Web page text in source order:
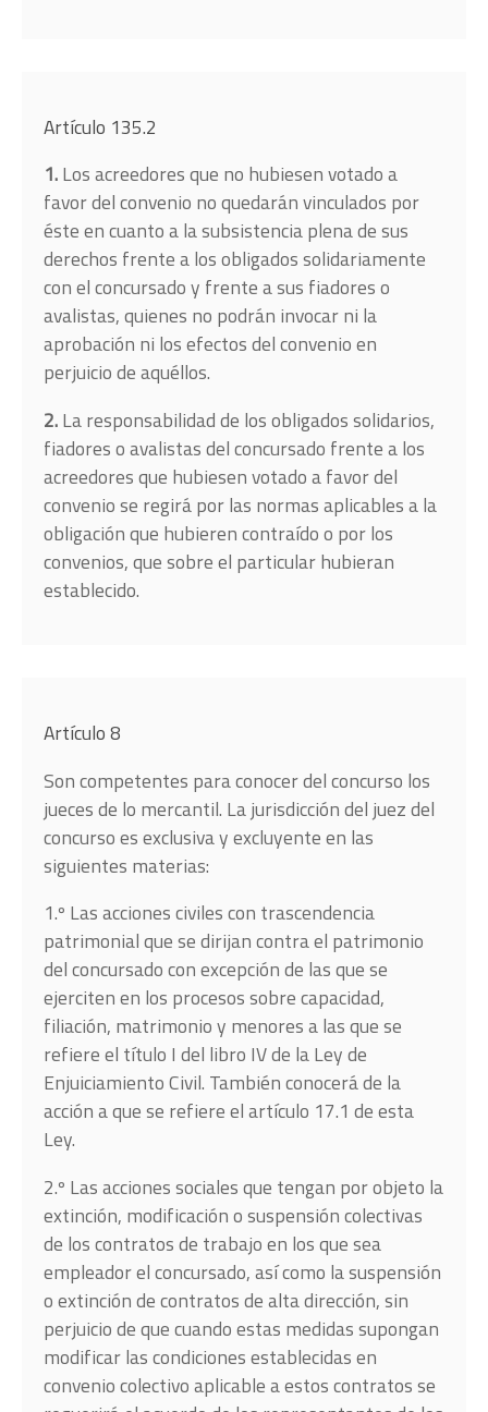
Artículo 135.2
1.Los acreedores que no hubiesen votado a
favor del convenio no quedarán vinculados por
éste en cuanto a la subsistencia plena de sus
derechos frente a los obligados solidariamente
con el concursado y frente a sus fiadores o
avalistas, quienes no podrán invocar ni la
aprobación ni los efectos del convenio en
perjuicio de aquéllos.
2.La responsabilidad de los obligados solidarios,
fiadores o avalistas del concursado frente a los
acreedores que hubiesen votado a favor del
convenio se regirá por las normas aplicables a la
obligación que hubieren contraído o por los
convenios, que sobre el particular hubieran
establecido.
Artículo 8
Son competentes para conocer del concurso los
jueces de lo mercantil. La jurisdicción del juez del
concurso es exclusiva y excluyente en las
siguientes materias:
1.º Las acciones civiles con trascendencia
patrimonial que se dirijan contra el patrimonio
del concursado con excepción de las que se
ejerciten en los procesos sobre capacidad,
filiación, matrimonio y menores a las que se
refiere el título I del libro IV de la Ley de
Enjuiciamiento Civil. También conocerá de la
acción a que se refiere el artículo 17.1 de esta
Ley.
2.º Las acciones sociales que tengan por objeto la
extinción, modificación o suspensión colectivas
de los contratos de trabajo en los que sea
empleador el concursado, así como la suspensión
o extinción de contratos de alta dirección, sin
perjuicio de que cuando estas medidas supongan
modificar las condiciones establecidas en
convenio colectivo aplicable a estos contratos se